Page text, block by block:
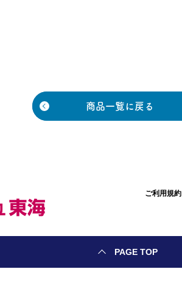
商品一覧に戻る
ご利用規約
PAGE TOP